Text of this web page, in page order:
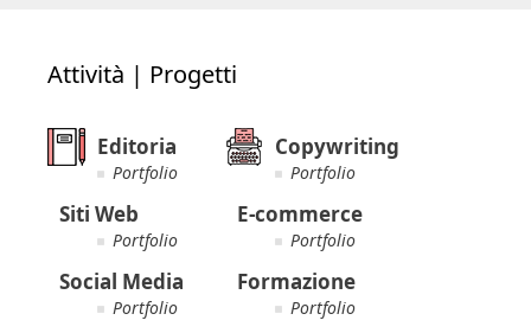
Attività | Progetti
Editoria
Portfolio
Copywriting
Portfolio
Siti Web
Portfolio
E-commerce
Portfolio
Social Media
Portfolio
Formazione
Portfolio